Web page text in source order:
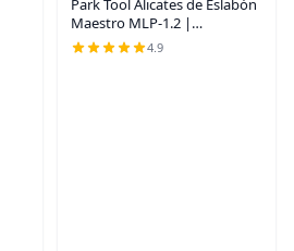
Park Tool Alicates de Eslabón
Maestro MLP-1.2 |
herramientas manuales para
bicicleta
4.9